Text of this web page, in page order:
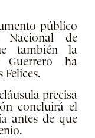
público
de
también la
Guerrero ha
precisa
concluirá el
antes de que